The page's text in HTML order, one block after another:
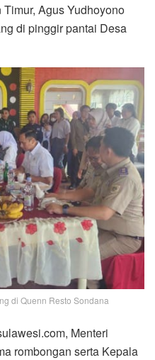
Agus Yudhoyono
di pinggir pantai Desa
di Quenn Resto Sondana
Menteri
rombongan serta Kepala